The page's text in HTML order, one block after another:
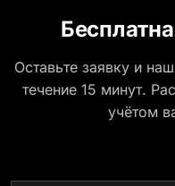
Оставьте заявку и
течение 15 минут.
учётом